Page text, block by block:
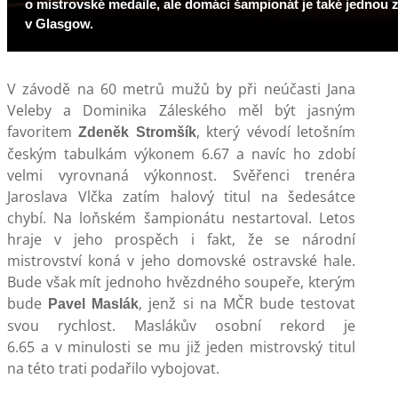
o mistrovské medaile, ale domácí šampionát je také
v Glasgow.
V závodě na 60 metrů mužů by při neúčasti Jana
Veleby a Dominika Záleského měl být jasným
favoritemZdeněk Stromšík, který vévodí letošním
českým tabulkám výkonem 6.67 a navíc ho zdobí
velmi vyrovnaná výkonnost. Svěřenci trenéra
Jaroslava Vlčka zatím halový titul na šedesátce
chybí. Na loňském šampionátu nestartoval. Letos
hraje v jeho prospěch i fakt, že se národní
mistrovství koná v jeho domovské ostravské hale.
Bude však mít jednoho hvězdného soupeře, kterým
bude Pavel Maslák, jenž si na MČR bude testovat
svou rychlost. Maslákův osobní rekord je
6.65 a v minulosti se mu již jeden mistrovský titul
na této trati podařilo vybojovat.